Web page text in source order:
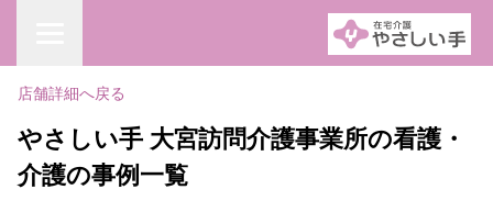
店舗詳細へ戻る
やさしい手 大宮訪問介護事業所の看護・
介護の事例一覧